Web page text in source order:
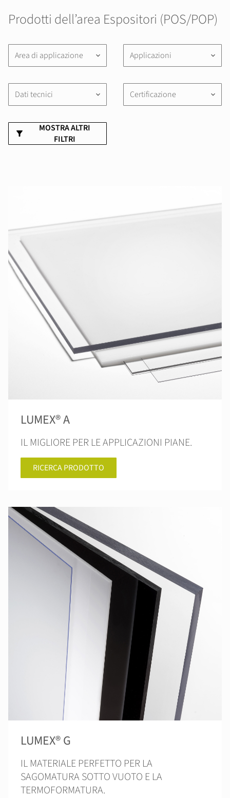
Prodotti dell’area Espositori (POS/POP)
Area di applicazione keyboard_arrow_down Applicazioni keyboard_arrow_down
Dati tecnici keyboard_arrow_down Certificazione keyboard_arrow_down
MOSTRA ALTRI
FILTRI
LUMEX® A
IL MIGLIORE PER LE APPLICAZIONI PIANE.
RICERCA PRODOTTO
LUMEX® G
IL MATERIALE PERFETTO PER LA
SAGOMATURA SOTTO VUOTO E LA
TERMOFORMATURA.